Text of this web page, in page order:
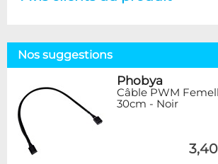
Nos suggestions
Phobya
Câble PWM
30cm - Noir